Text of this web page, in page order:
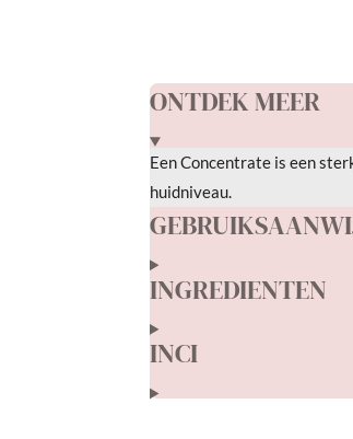
ONTDEK MEER
EenConcentrate is een
huidniveau.
INGREDIENTEN
INCI